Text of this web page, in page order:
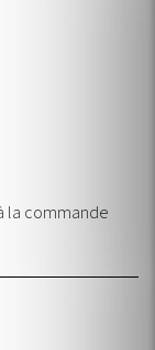
la commande